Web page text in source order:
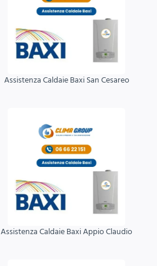
Assistenza Caldaie Baxi San Cesareo
Assistenza Caldaie Baxi Appio Claudio